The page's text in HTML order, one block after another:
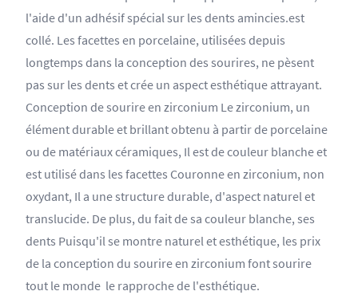
l'aide d'un adhésif spécial sur les dents amincies.est
collé. Les facettes en porcelaine, utilisées depuis
longtemps dans la conception des sourires, ne pèsent
pas sur les dents et crée un aspect esthétique attrayant.
Conception de sourire en zirconium Le zirconium, un
élément durable et brillant obtenu à partir de porcelaine
ou de matériaux céramiques, Il est de couleur blanche et
est utilisé dans les facettes Couronne en zirconium, non
oxydant, Il a une structure durable, d'aspect naturel et
translucide. De plus, du fait de sa couleur blanche, ses
dents Puisqu'il se montre naturel et esthétique, les prix
de la conception du sourire en zirconium font sourire
tout le monde le rapproche de l'esthétique.